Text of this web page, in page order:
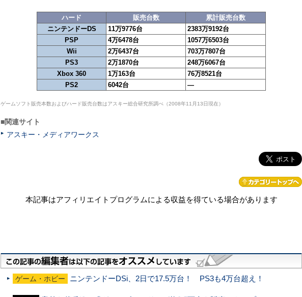
ハード 販売台数
累計販売台数
ニンテンドーDS
11万9776台
2383万9192台
PSP
4万6478台
1057万6503台
Wii
2万6437台
703万7807台
PS3
2万1870台
248万6067台
Xbox 360
1万163台
76万8521台
PS2
6042台 ―
ゲームソフト販売本数およびハード販売台数はアスキー総合研究所調べ（2008年11月13日現在）
■関連サイト
アスキー・メディアワークス
本記事はアフィリエイトプログラムによる収益を得ている場合があります
ゲーム・ホビー ニンテンドーDSi、2日で17.5万台！ PS3も4万台超え！